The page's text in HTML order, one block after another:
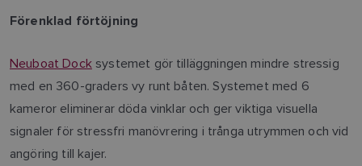
Förenklad förtöjning
Neuboat Docksystemet gör tilläggningen mindre stressig
med en 360-graders vy runt båten. Systemet med 6
kameror eliminerar döda vinklar och ger viktiga visuella
signaler för stressfri manövrering i trånga utrymmen och vid
angöring till kajer.